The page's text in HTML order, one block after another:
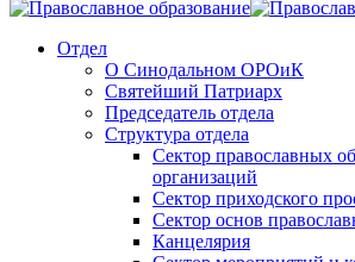
Отдел
О Синодальном ОРОиК
Святейший Патриарх
Председатель отдела
Структура отдела
Сектор православных
организаций
Сектор приходского
Сектор основ
Канцелярия